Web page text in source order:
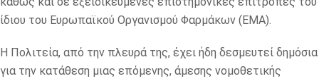
ίδιου του Ευρωπαϊκού Οργανισμού Φαρμάκων (EMA).
Η Πολιτεία, από την πλευρά της, έχει ήδη δεσμευτεί δημόσια
για την κατάθεση μιας επόμενης, άμεσης νομοθετικής